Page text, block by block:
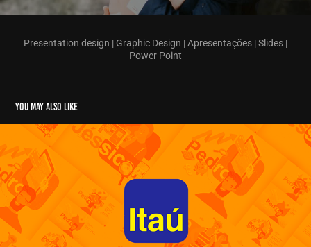
Presentation design | Graphic Design | Apresentações | Slides |
Power Point
You may also like
Itaú - Orientação Financeira
2020